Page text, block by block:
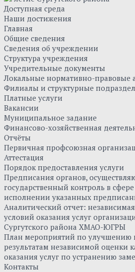
Доступная среда
Наши достижения
Главная
Общие сведения
Сведения об учреждении
Структура учреждения
Учредительные документы
Локальные нормативно-правовые
Филиалы и структурные
Платные услуги
Вакансии
Муниципальное задание
Финансово-хозяйственная
Отчёты
Первичная профсоюзная
Аттестация
Порядок предоставления услуги
Предписания органов,
государственный контроль в
исполнении указанных
Аналитический отчет:
условий оказания услуг
Сургутского района ХМАО-ЮГРЫ
План мероприятий по улучшению
результатам независимой оценки
оказания услуг по устранению
Контакты